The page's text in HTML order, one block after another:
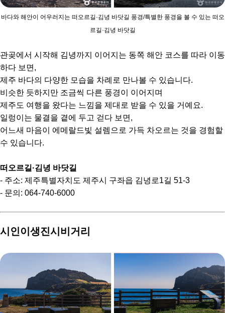
바다와 해안이 어우러지는 떠오르길·김녕 바닷길 풍경/특별한 풍경을 볼 수 있는 떠오
르길·김녕 바닷길
관곶에서 시작해 김녕까지 이어지는 동쪽 해안 코스를 따라 이동
하다 보면,
제주 바다의 다양한 모습을 차례로 만나볼 수 있습니다.
비슷한 듯하지만 조금씩 다른 풍경이 이어지며
제주도 여행을 왔다는 느낌을 제대로 받을 수 있을 거예요.
일렁이는 물결을 곁에 두고 걷다 보면,
어느새 마음이 에메랄드빛 설렘으로 가득 차오르는 것을 경험할
수 있습니다.
떠오르길·김녕 바닷길
- 주소: 제주특별자치도 제주시 구좌읍 김녕로1길 51-3
- 문의: 064-740-6000
시인이생진시비거리